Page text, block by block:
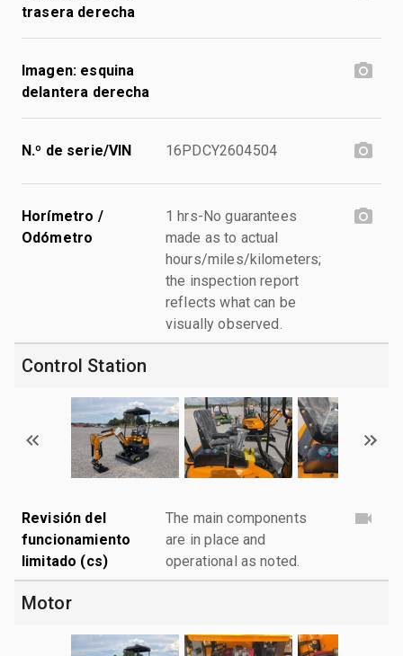
trasera derecha
Imagen: esquina
delantera derecha
N.º de serie/VIN 16PDCY2604504
Horímetro /
Odómetro
1 hrs-No guarantees
made as to actual
hours/miles/kilometers;
the inspection report
reflects what can be
visually observed.
Control Station
Revisión del
funcionamiento
limitado (cs)
The main components
are in place and
operational as noted.
Motor